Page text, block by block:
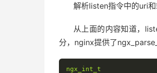
解析listen指令中的uri和
从上面的内容知道，
分，nginx提供了
ngx_int_t